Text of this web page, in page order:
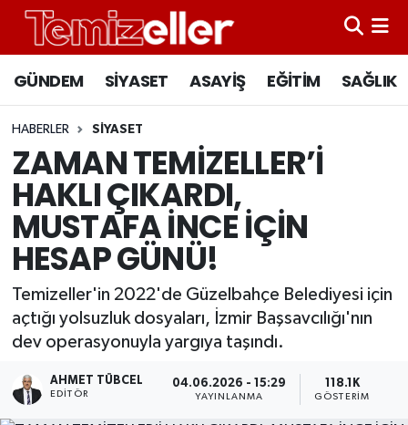
GÜNDEM SİYASET ASAYİŞ EĞİTİM SAĞLIK
HABERLER SİYASET
ZAMAN TEMİZELLER’İ
HAKLI ÇIKARDI,
MUSTAFA İNCE İÇİN
HESAP GÜNÜ!
Temizeller'in 2022'de Güzelbahçe Belediyesi için
açtığı yolsuzluk dosyaları, İzmir Başsavcılığı'nın
dev operasyonuyla yargıya taşındı.
AHMET TÜBCEL
EDITÖR
04.06.2026 - 15:29
YAYINLANMA
118.1K
GÖSTERIM
CANLI YAYIN
ASAYİŞ
EĞİTİM
SAĞLIK
SİYASET
Hava Durumu
Süper Lig Puan Durumu ve Fikstür
Tüm Manşetler
Son Dakika Haberleri
Haber Arşivi